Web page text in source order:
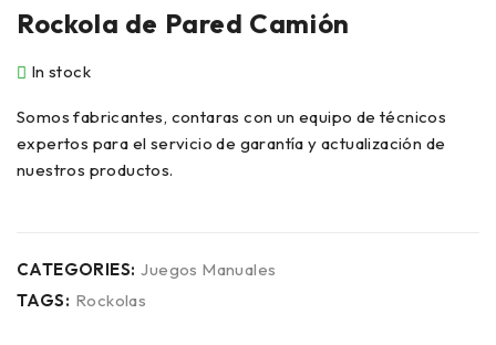
Rockola de Pared Camión
In stock
Somos fabricantes, contaras con un equipo de técnicos
expertos para el servicio de garantía y actualización de
nuestros productos.
CATEGORIES: Juegos Manuales
TAGS: Rockolas